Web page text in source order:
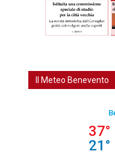
Il Meteo Benevento